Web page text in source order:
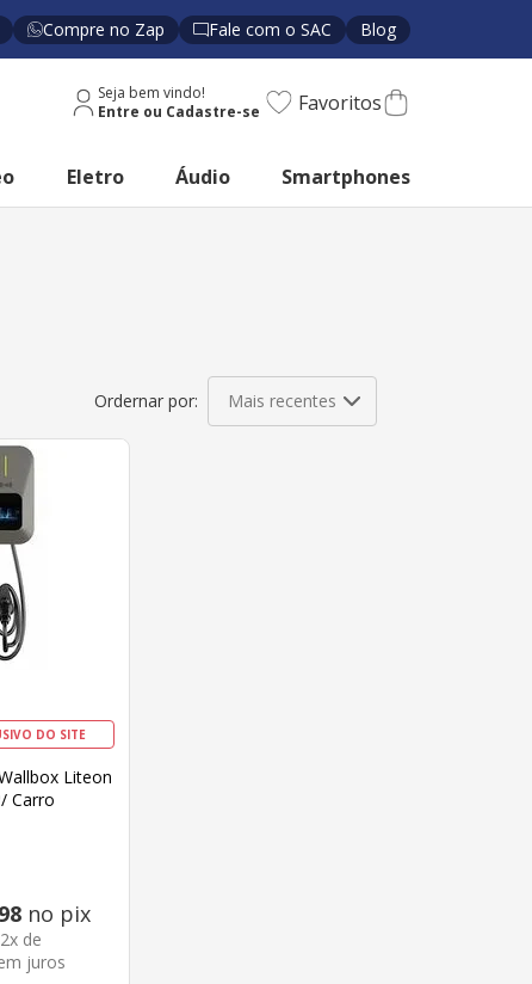
Compre no Zap Fale com o SAC Blog
Seja bem vindo! Favoritos
Eletro Áudio Smartphones
Mais recentes
DO SITE
Liteon
Carro
98 no pix
x de
juros